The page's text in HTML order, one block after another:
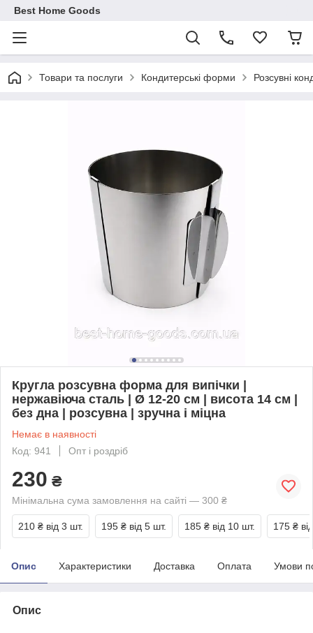
Best Home Goods
Товари та послуги Кондитерські форми Розсувні
Кругла розсувна форма для випічки |
нержавіюча сталь | Ø 12-20 см | висота 14 см |
без дна | розсувна | зручна і міцна
Немає в наявності
Код: 941
Опт і роздріб
230 ₴
Мінімальна сума замовлення на сайті — 300 ₴
210 ₴ від 3 шт. 195 ₴ від 5 шт. 185 ₴ від 10 шт. 175 ₴
Опис Характеристики Доставка Оплата Умови
Опис